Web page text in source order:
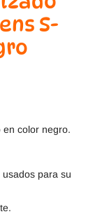
S-
en color negro.
para su